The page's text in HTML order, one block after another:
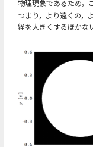
物理現象であるため，
つまり，より遠くの，
経を大きくするほかな